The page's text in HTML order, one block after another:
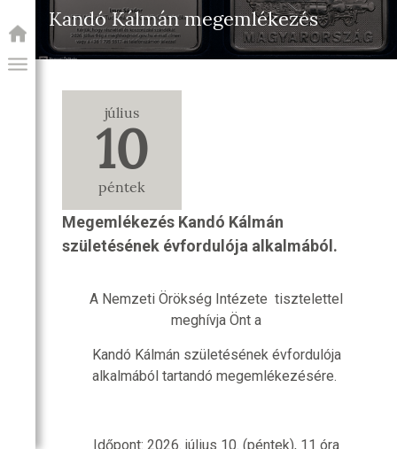
Kandó Kálmán megemlékezés
július
10
péntek
Megemlékezés Kandó Kálmán
születésének évfordulója alkalmából.
A Nemzeti Örökség Intézete tisztelettel
meghívja Önt a
Kandó Kálmán születésének évfordulója
alkalmából tartandó megemlékezésére.
Időpont: 2026. július 10. (péntek), 11 óra